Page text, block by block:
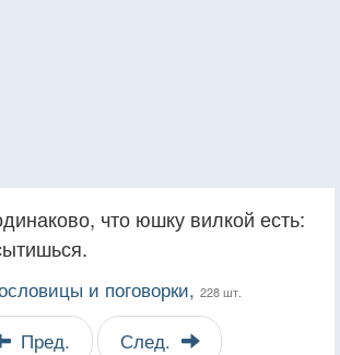
что юшку вилкой есть:
и поговорки, 228 шт.
Пред. След.